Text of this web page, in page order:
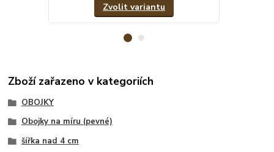
Zvolit variantu
Zboží zařazeno v kategoriích
OBOJKY
Obojky na míru (pevné)
šířka nad 4 cm